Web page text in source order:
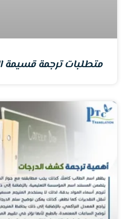
متطلبات ترجمة قسيمة